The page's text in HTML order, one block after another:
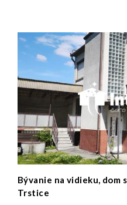
Vidiecky dom v lone
Paľovce